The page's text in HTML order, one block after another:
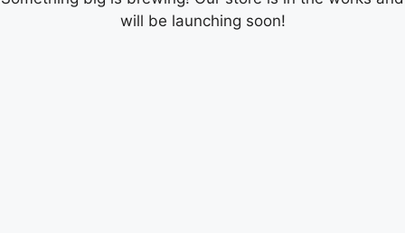
will be launching soon!